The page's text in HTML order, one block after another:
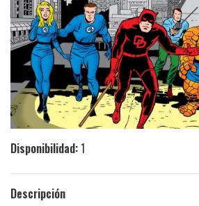
Disponibilidad:1
Descripción